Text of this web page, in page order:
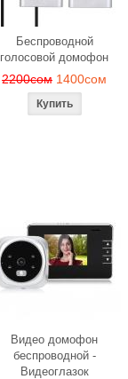
Беспроводной
голосовой домофон
2200сом 1400сом
Видео домофон
беспроводной -
Видеоглазок